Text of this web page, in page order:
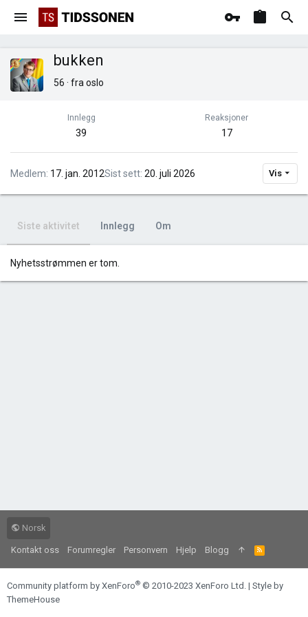
bukken
56 · fra oslo
Innlegg
39
Reaksjoner
17
Medlem 17. jan. 2012Sist sett 20. juli 2026 Vis
Siste aktivitet Innlegg Om
Nyhetsstrømmen er tom.
Norsk
Kontakt oss Forumregler Personvern Hjelp Blogg
R
S
S
Community platform by XenForo® © 2010-2023 XenForo Ltd. | Style by
ThemeHouse